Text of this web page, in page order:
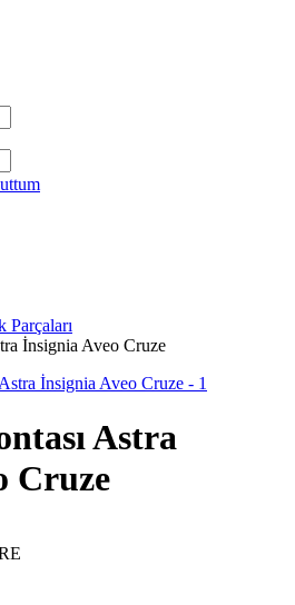
İnsignia Aveo Cruze
Astra
Cruze